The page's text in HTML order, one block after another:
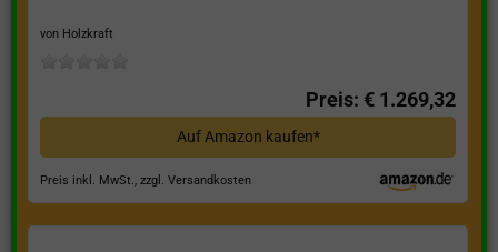
von Holzkraft
Preis: € 1.269,32
Auf Amazon kaufen*
Preis inkl. MwSt., zzgl. Versandkosten